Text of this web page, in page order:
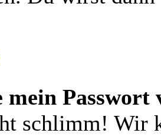
mein Passwort
schlimm! Wir